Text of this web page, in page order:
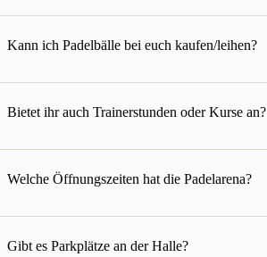
Kann ich Padelbälle bei euch kaufen/leihen?
Bietet ihr auch Trainerstunden oder Kurse an?
Welche Öffnungszeiten hat die Padelarena?
Gibt es Parkplätze an der Halle?